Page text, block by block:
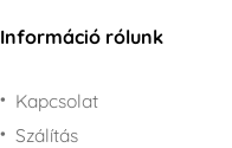
Információ rólunk
Kapcsolat
Szálítás